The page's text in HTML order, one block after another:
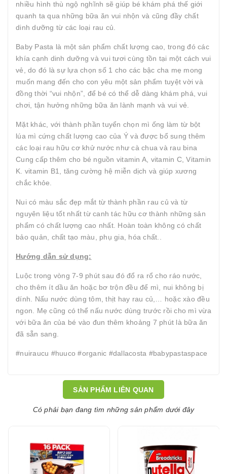
nhiều hình thù ngộ nghĩnh sẽ giúp bé khám phá thế giới
quanh ta qua những bữa ăn vui nhộn và cũng đầy chất
dinh dưỡng từ các loại rau củ.
Baby Pasta là một sản phẩm chất lượng cao, trong đó các
khía cạnh dinh dưỡng và vui tươi cùng tồn tại một cách vui
vẻ, do đó là sự lựa chọn số 1 cho các bậc cha mẹ mong
muốn mang đến cho con yêu một sản phẩm tuyệt vời và
đồng thời “vui nhộn”, để bé có thể dễ dàng khám phá, vui
chơi, tận hưởng những bữa ăn lành mạnh và vui vẻ.
Mặt khác, với thành phần tuyển chọn mì ống làm từ bột
lúa mì cứng chất lượng cao của Ý và được bổ sung thêm
các loại rau hữu cơ khử nước như cà chua và rau bina
Cung cấp thêm cho bé nguồn vitamin A, vitamin C, Vitamin
K. vitamin B1, tăng cường hệ miễn dịch và giúp xương
chắc khỏe.
Nui có màu sắc đẹp mắt từ thành phần rau củ và từ
nguyên liệu tốt nhất từ ​​canh tác hữu cơ thành những sản
phẩm có chất lượng cao nhất. Hoàn toàn không có chất
bảo quản, chất tạo màu, phụ gia, hóa chất..
Hướng dẫn sử dụng:
Luộc trong vòng 7-9 phút sau đó đổ ra rổ cho ráo nước,
cho thêm ít dầu ăn hoặc bơ trộn đều để mì, nui không bị
dính. Nấu nước dùng tôm, thịt hay rau củ,… hoặc xào đều
ngon. Mẹ cũng có thể nấu nước dùng trước rồi cho mì vừa
với bữa ăn của bé vào đun thêm khoảng 7 phút là bữa ăn
đã sẵn sang.
#nuiraucu #huuco #organic #dallacosta #babypastaspace
SẢN PHẨM LIÊN QUAN
Có phải bạn đang tìm những sản phẩm dưới đây